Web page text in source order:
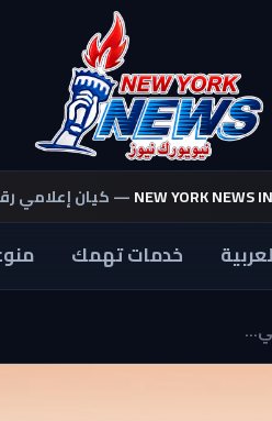
NEW YORK NEWS— كيان إعلامي
خدمات تهمك